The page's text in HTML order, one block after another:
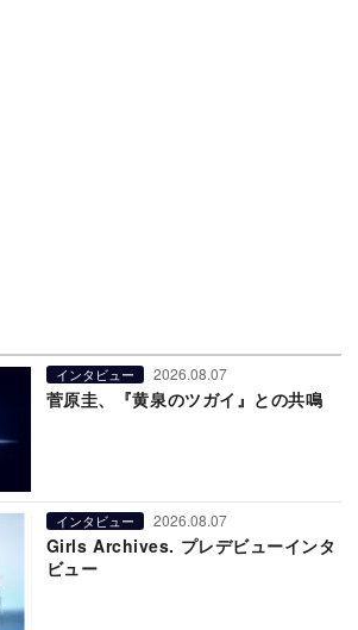
インタビュー 2026.08.07
菅原圭、『黄泉のツガイ』との共鳴
インタビュー 2026.08.07
Girls Archives. プレデビューインタ
ビュー